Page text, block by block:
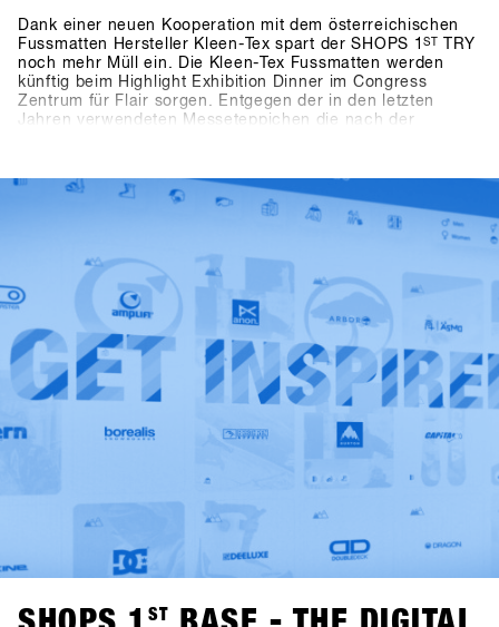
Dank einer neuen Kooperation mit dem österreichischen
Fussmatten Hersteller Kleen-Tex spart der SHOPS 1ST
TRY
noch mehr Müll ein. Die Kleen-Tex Fussmatten werden
künftig beim Highlight Exhibition Dinner im Congress
Zentrum für Flair sorgen. Entgegen der in den letzten
Jahren verwendeten Messeteppichen die nach der
werden. Somit ist der SHOPS 1
TRY, der dank mehrfach
verwendbaren Messestände, Green Caterings,
funktionierenden Mülltrennsystem und der eigenen
„Becher-Waschanlage“ im Aussenbereich ohnehin schon
die Richtlinien für das österreichische „Green Meeting“
Zertifikat erfüllt einer der umweltfreundlichsten Messen der
Sportartikel Branche.
ST